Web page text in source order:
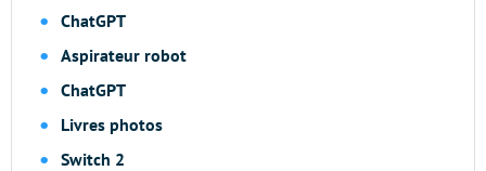
ChatGPT
Aspirateur robot
ChatGPT
Livres photos
Switch 2